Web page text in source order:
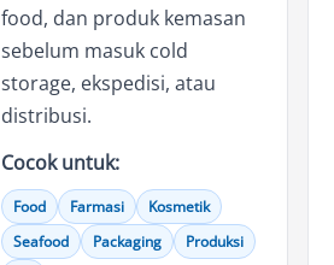
food, dan produk kemasan
sebelum masuk cold
storage, ekspedisi, atau
distribusi.
Cocok untuk:
Food Farmasi
Kosmetik
Seafood
Packaging
Produksi